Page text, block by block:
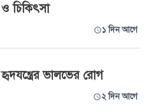
ও চিকিৎসা
১ দিন আগে
হৃদযন্ত্রের ভালভের রোগ
২ দিন আগে